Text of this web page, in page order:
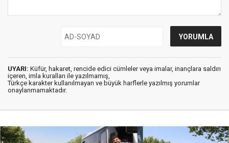
UYARI: Küfür, hakaret, rencide edici cümleler veya imalar, inançlara saldırı
içeren, imla kuralları ile yazılmamış,
Türkçe karakter kullanılmayan ve büyük harflerle yazılmış yorumlar
onaylanmamaktadır.